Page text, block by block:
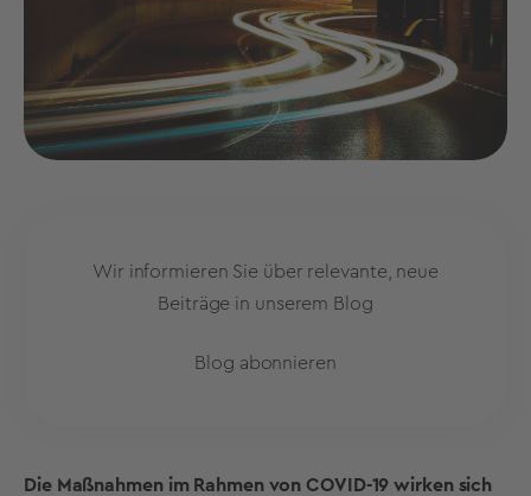
Wir informieren Sie über relevante, neue
Beiträge in unserem Blog
Blog abonnieren
Die Maßnahmen im Rahmen von COVID-19 wirken sich